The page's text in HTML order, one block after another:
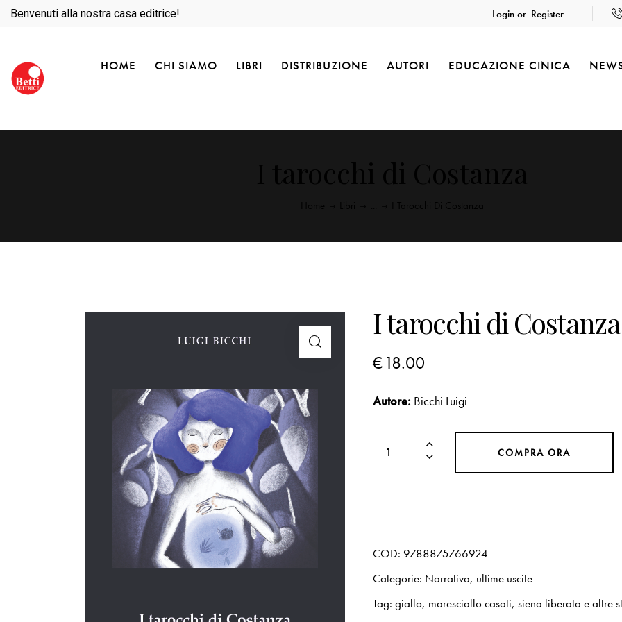
Benvenuti alla nostra casa editrice! Login or Register
HOME CHI SIAMO LIBRI DISTRIBUZIONE AUTORI EDUCAZIONE CINICA
I tarocchi di Costanza
€18.00
Autore: Bicchi Luigi
COMPRA ORA
COD: 9788875766924
Categorie: Narrativa, ultime uscite
Tag:giallo, maresciallo casati,siena liberata e altre